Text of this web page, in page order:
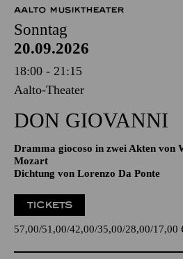
AALTO MUSIKTHEATER
Sonntag
20.09.2026
18:00 - 21:15
Aalto-Theater
DON GIO­VANNI
Dramma giocoso in zwei Akten von
Mozart
Dichtung von Lorenzo Da Ponte
TICKETS
57,00 51,00 42,00 35,00 28,00 17,00